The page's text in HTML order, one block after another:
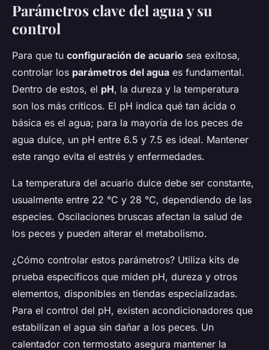
Parámetros clave del agua y su
control
Para que tu configuración de acuario sea exitosa,
controlar los parámetros del agua es fundamental.
Dentro de estos, el pH, la dureza y la temperatura
son los más críticos. El pH indica qué tan ácida o
básica es el agua; para la mayoría de los peces de
agua dulce, un pH entre 6.5 y 7.5 es ideal. Mantener
este rango evita el estrés y enfermedades.
La temperatura del acuario dulce debe ser constante,
usualmente entre 22 °C y 28 °C, dependiendo de las
especies. Oscilaciones bruscas afectan la salud de
los peces y pueden alterar el metabolismo.
¿Cómo controlar estos parámetros? Utiliza kits de
prueba específicos que miden pH, dureza y otros
elementos, disponibles en tiendas especializadas.
Para el control del pH, existen acondicionadores que
estabilizan el agua sin dañar a los peces. Un
calentador con termostato asegura mantener la